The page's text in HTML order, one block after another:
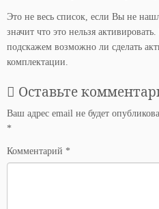
Это не весь список, если Вы не
значит что это нельзя
подскажем возможно ли сделать
комплектации.
Оставьте
Ваш адрес email не будет
*
Комментарий *